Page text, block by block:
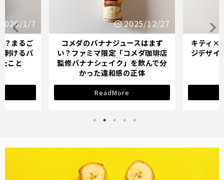
2026/1/7
？まるご
剥けるバ
こと
2025/12/27
コメダのバナナジュースはまず
い？ファミマ限定「コメダ珈琲店
監修バナナシェイク」を飲んで分
かった違和感の正体
ReadMore
キティ×
ジデザイ